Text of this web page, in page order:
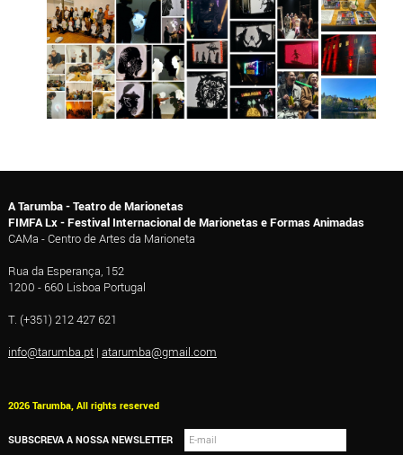
A Tarumba - Teatro de Marionetas
FIMFA Lx - Festival Internacional de Marionetas e Formas Animadas
CAMa - Centro de Artes da Marioneta
Rua da Esperança, 152
1200 - 660 Lisboa Portugal
T. (+351) 212 427 621
info@tarumba.pt| atarumba@gmail.com
2026 Tarumba, All rights reserved
SUBSCREVA A NOSSA NEWSLETTER